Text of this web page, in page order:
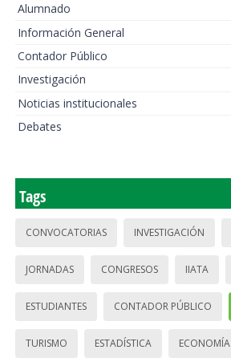
Alumnado
Información General
Contador Público
Investigación
Noticias institucionales
Debates
Tags
CONVOCATORIAS INVESTIGACIÓN
JORNADAS CONGRESOS IIATA
ESTUDIANTES CONTADOR PÚBLICO
TURISMO ESTADÍSTICA ECONOMÍA